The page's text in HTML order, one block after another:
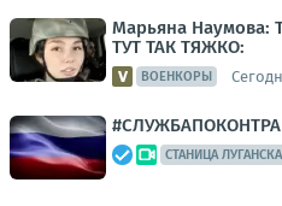
Марьяна
ТУТ ТАК ТЯЖКО:
ВОЕНКОРЫ
СТАНИЦА